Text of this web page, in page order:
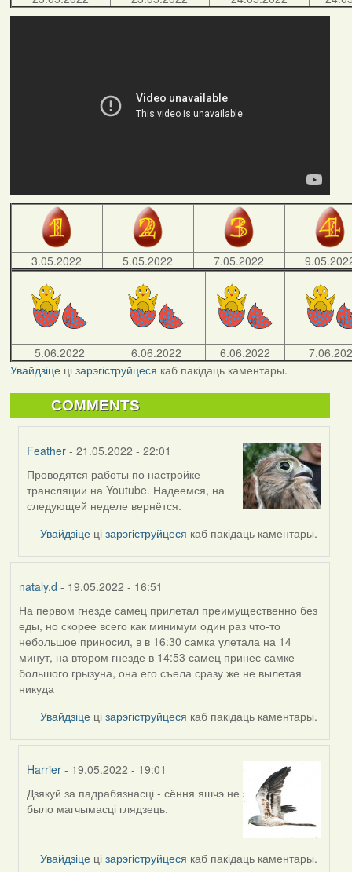
3.05.2022 5.05.2022 7.05.2022
5.06.2022 6.06.2022 6.06.2022
Увайдзіцеці зарэгіструйцеся каб пакідаць каментары.
COMMENTS
Feather - 21.05.2022 - 22:01
In
reply
to
Проводятся работы по настройке
трансляции на Youtube. Надеемся, на
следующей неделе вернётся.
Увайдзіце цізарэгіструйцеся каб пакідаць каментары.
nataly.d - 19.05.2022 - 16:51
На первом гнезде самец прилетал преимущественно без
еды, но скорее всего как минимум один раз что-то
небольшое приносил, в в 16:30 самка улетала на 14
минут, на втором гнезде в 14:53 самец принес самке
большого грызуна, она его съела сразу же не вылетая
никуда
Увайдзіце цізарэгіструйцеся каб пакідаць каментары.
Harrier - 19.05.2022 - 19:01
In
reply
nataly.d
Дзякуй за падрабязнасці - сёння яшчэ не
было магчымасці глядзець.
Увайдзіце цізарэгіструйцеся каб пакідаць каментары.